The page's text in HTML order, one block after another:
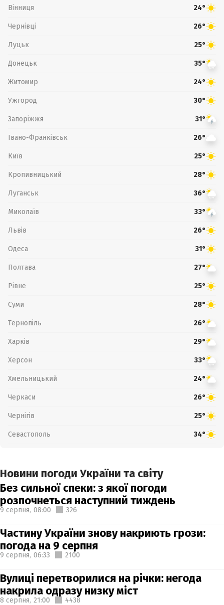
Вінниця 24°
Чернівці 26°
Луцьк 25°
Донецьк 35°
Житомир 24°
Ужгород 30°
Запоріжжя 31°
Івано-Франківськ 26°
Київ 25°
Кропивницький 28°
Луганськ 36°
Миколаїв 33°
Львів 26°
Одеса 31°
Полтава 27°
Рівне 25°
Суми 28°
Тернопіль 26°
Харків 29°
Херсон 33°
Хмельницький 24°
Черкаси 26°
Чернігів 25°
Севастополь 34°
Новини погоди України та світу
Без сильної спеки: з якої погоди
розпочнеться наступний тиждень
9 серпня, 08:00 326
Частину України знову накриють грози:
погода на 9 серпня
9 серпня, 06:33 2100
Вулиці перетворилися на річки: негода
накрила одразу низку міст
8 серпня, 21:00 4438